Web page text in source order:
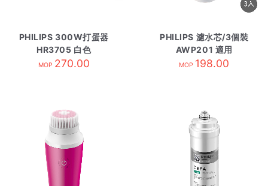
PHILIPS 300W打蛋器
HR3705 白色
MOP 270.00
PHILIPS 濾水芯/3個裝
AWP201 適用
AWP2920
MOP 198.00